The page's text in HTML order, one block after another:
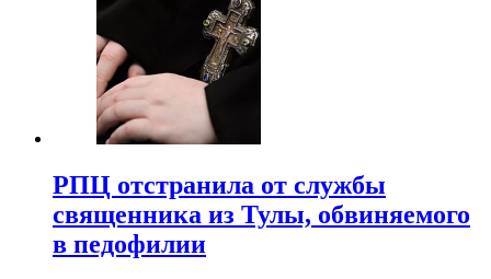
РПЦ отстранила от службы
священника из Тулы, обвиняемого
в педофилии